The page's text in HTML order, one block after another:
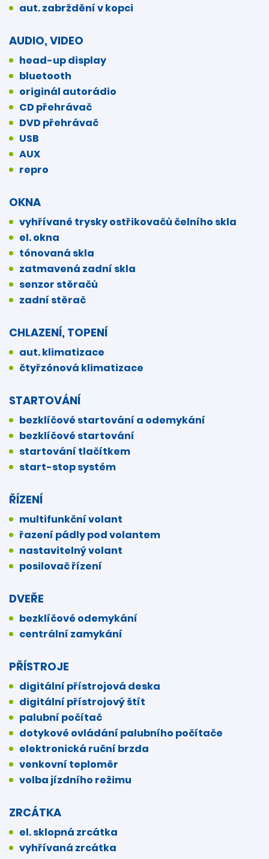
aut. zabrždění v kopci
AUDIO, VIDEO
head-up display
bluetooth
originál autorádio
CD přehrávač
DVD přehrávač
USB
AUX
repro
OKNA
vyhřívané trysky ostřikovačů čelního skla
el. okna
tónovaná skla
zatmavená zadní skla
senzor stěračů
zadní stěrač
CHLAZENÍ, TOPENÍ
aut. klimatizace
čtyřzónová klimatizace
STARTOVÁNÍ
bezklíčové startování a odemykání
bezklíčové startování
startování tlačítkem
start-stop systém
ŘÍZENÍ
multifunkční volant
řazení pádly pod volantem
nastavitelný volant
posilovač řízení
DVEŘE
bezklíčové odemykání
centrální zamykání
PŘÍSTROJE
digitální přístrojová deska
digitální přístrojový štít
palubní počítač
dotykové ovládání palubního počítače
elektronická ruční brzda
venkovní teploměr
volba jízdního režimu
ZRCÁTKA
el. sklopná zrcátka
vyhřívaná zrcátka